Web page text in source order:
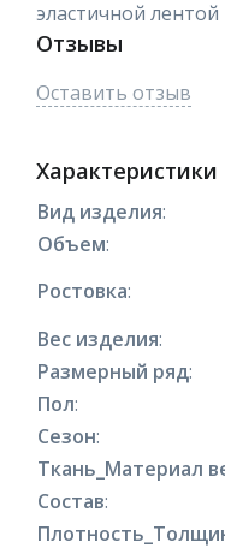
эластичной лентой
Отзывы
Оставить отзыв
Характеристики
Вид изделия:
Объем:
Ростовка:
Вес изделия:
Размерный ряд:
Пол:
Сезон:
Ткань_Материал
Состав: